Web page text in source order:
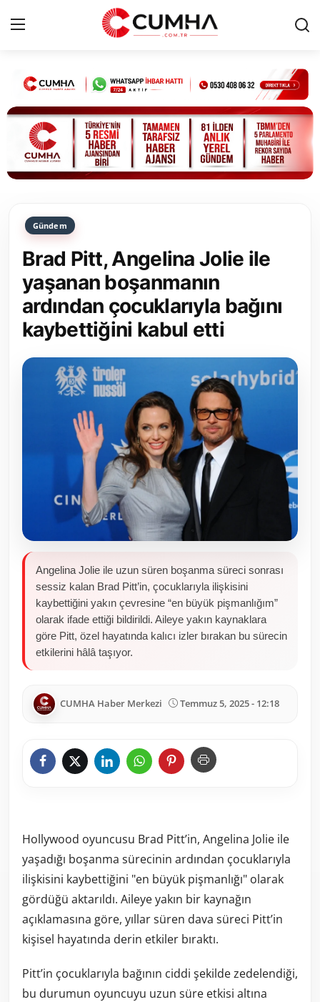
Kurumsal
Cumhurbaşkanlığı
Bakanlıklar
Siyasi Partiler
Yerel Yönetimler
Mülki İdare
Toplum ve Yaşam
Sivil Toplum Kuruluşları
Kamu Kurumları ve Üst Kurullar
Resmi Reklamlar
Gündem
Brad Pitt, Angelina Jolie ile
yaşanan boşanmanın
ardından çocuklarıyla bağını
kaybettiğini kabul etti
Angelina Jolie ile uzun süren boşanma süreci sonrası
sessiz kalan Brad Pitt’in, çocuklarıyla ilişkisini
kaybettiğini yakın çevresine “en büyük pişmanlığım”
olarak ifade ettiği bildirildi. Aileye yakın kaynaklara
göre Pitt, özel hayatında kalıcı izler bırakan bu sürecin
etkilerini hâlâ taşıyor.
CUMHA Haber Merkezi Temmuz 5, 2025 - 12:18
Hollywood oyuncusu Brad Pitt’in, Angelina Jolie ile
yaşadığı boşanma sürecinin ardından çocuklarıyla
ilişkisini kaybettiğini "en büyük pişmanlığı" olarak
gördüğü aktarıldı. Aileye yakın bir kaynağın
açıklamasına göre, yıllar süren dava süreci Pitt’in
kişisel hayatında derin etkiler bıraktı.
Pitt’in çocuklarıyla bağının ciddi şekilde zedelendiği,
bu durumun oyuncuyu uzun süre etkisi altına